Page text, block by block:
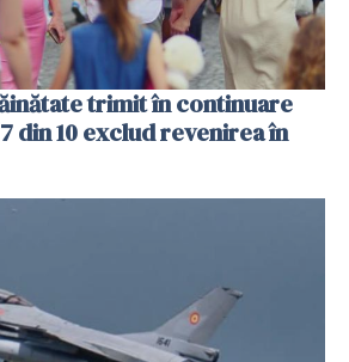
trimit în continuare
din 10 exclud revenirea în